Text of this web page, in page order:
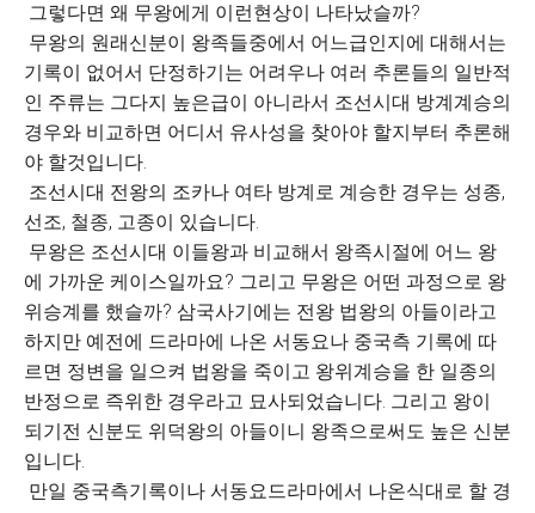
그렇다면 왜 무왕에게 이런현상이 나타났슬까?
무왕의 원래신분이 왕족들중에서 어느급인지에 대해서는
기록이 없어서 단정하기는 어려우나 여러 추론들의 일반적
인 주류는 그다지 높은급이 아니라서 조선시대 방계계승의
경우와 비교하면 어디서 유사성을 찾아야 할지부터 추론해
야 할것입니다.
조선시대 전왕의 조카나 여타 방계로 계승한 경우는 성종,
선조, 철종, 고종이 있습니다.
무왕은 조선시대 이들왕과 비교해서 왕족시절에 어느 왕
에 가까운 케이스일까요? 그리고 무왕은 어떤 과정으로 왕
위승계를 했슬까? 삼국사기에는 전왕 법왕의 아들이라고
하지만 예전에 드라마에 나온 서동요나 중국측 기록에 따
르면 정변을 일으켜 법왕을 죽이고 왕위계승을 한 일종의
반정으로 즉위한 경우라고 묘사되었습니다. 그리고 왕이
되기전 신분도 위덕왕의 아들이니 왕족으로써도 높은 신분
입니다.
만일 중국측기록이나 서동요드라마에서 나온식대로 할 경